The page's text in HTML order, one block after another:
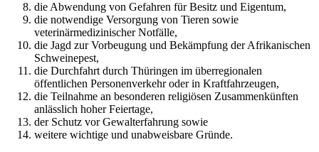
die Abwendung von Gefahren für Besitz und Eigentum,
die notwendige Versorgung von Tieren sowie
veterinärmedizinischer Notfälle,
die Jagd zur Vorbeugung und Bekämpfung der Afrikanischen
Schweinepest,
die Durchfahrt durch Thüringen im überregionalen
öffentlichen Personenverkehr oder in Kraftfahrzeugen,
die Teilnahme an besonderen religiösen Zusammenkünften
anlässlich hoher Feiertage,
der Schutz vor Gewalterfahrung sowie
weitere wichtige und unabweisbare Gründe.